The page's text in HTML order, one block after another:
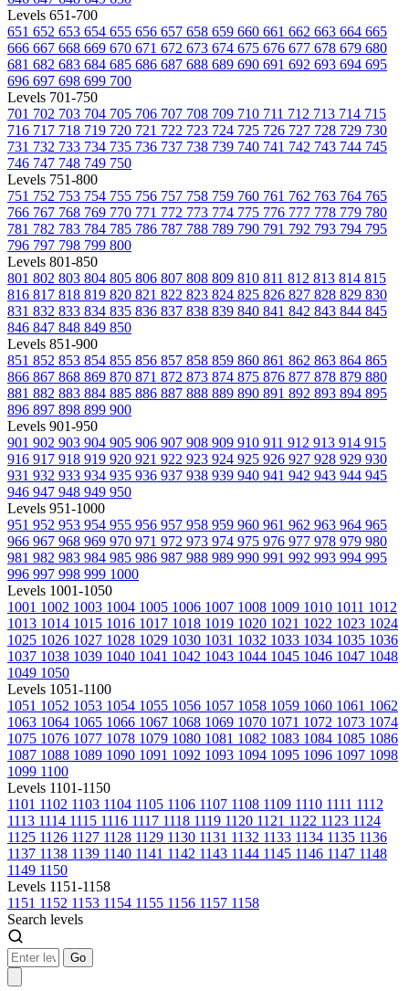
Levels 651-700
651 652 653 654 655 656 657 658 659 660 661 662 663 664 665
666 667 668 669 670 671 672 673 674 675 676 677 678 679 680
681 682 683 684 685 686 687 688 689 690 691 692 693 694 695
696 697 698 699 700
Levels 701-750
701 702 703 704 705 706 707 708 709 710 711 712 713 714 715
716 717 718 719 720 721 722 723 724 725 726 727 728 729 730
731 732 733 734 735 736 737 738 739 740 741 742 743 744 745
746 747 748 749 750
Levels 751-800
751 752 753 754 755 756 757 758 759 760 761 762 763 764 765
766 767 768 769 770 771 772 773 774 775 776 777 778 779 780
781 782 783 784 785 786 787 788 789 790 791 792 793 794 795
796 797 798 799 800
Levels 801-850
801 802 803 804 805 806 807 808 809 810 811 812 813 814 815
816 817 818 819 820 821 822 823 824 825 826 827 828 829 830
831 832 833 834 835 836 837 838 839 840 841 842 843 844 845
846 847 848 849 850
Levels 851-900
851 852 853 854 855 856 857 858 859 860 861 862 863 864 865
866 867 868 869 870 871 872 873 874 875 876 877 878 879 880
881 882 883 884 885 886 887 888 889 890 891 892 893 894 895
896 897 898 899 900
Levels 901-950
901 902 903 904 905 906 907 908 909 910 911 912 913 914 915
916 917 918 919 920 921 922 923 924 925 926 927 928 929 930
931 932 933 934 935 936 937 938 939 940 941 942 943 944 945
946 947 948 949 950
Levels 951-1000
951 952 953 954 955 956 957 958 959 960 961 962 963 964 965
966 967 968 969 970 971 972 973 974 975 976 977 978 979 980
981 982 983 984 985 986 987 988 989 990 991 992 993 994 995
996 997 998 999 1000
Levels 1001-1050
1001 1002 1003 1004 1005 1006 1007 1008 1009 1010 1011 1012
1013 1014 1015 1016 1017 1018 1019 1020 1021 1022 1023 1024
1025 1026 1027 1028 1029 1030 1031 1032 1033 1034 1035 1036
1037 1038 1039 1040 1041 1042 1043 1044 1045 1046 1047 1048
1049 1050
Levels 1051-1100
1051 1052 1053 1054 1055 1056 1057 1058 1059 1060 1061 1062
1063 1064 1065 1066 1067 1068 1069 1070 1071 1072 1073 1074
1075 1076 1077 1078 1079 1080 1081 1082 1083 1084 1085 1086
1087 1088 1089 1090 1091 1092 1093 1094 1095 1096 1097 1098
1099 1100
Levels 1101-1150
1101 1102 1103 1104 1105 1106 1107 1108 1109 1110 1111 1112
1113 1114 1115 1116 1117 1118 1119 1120 1121 1122 1123 1124
1125 1126 1127 1128 1129 1130 1131 1132 1133 1134 1135 1136
1137 1138 1139 1140 1141 1142 1143 1144 1145 1146 1147 1148
1149 1150
Levels 1151-1158
1151 1152 1153 1154 1155 1156 1157 1158
Search levels
Go